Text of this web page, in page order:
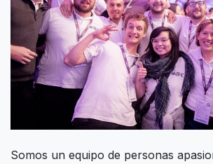
Somos un equipo de personas